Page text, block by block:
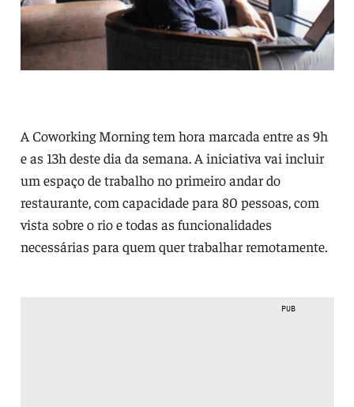
A Coworking Morning tem hora marcada entre as 9h
e as 13h deste dia da semana. A iniciativa vai incluir
um espaço de trabalho no primeiro andar do
restaurante, com capacidade para 80 pessoas, com
vista sobre o rio e todas as funcionalidades
necessárias para quem quer trabalhar remotamente.
PUB